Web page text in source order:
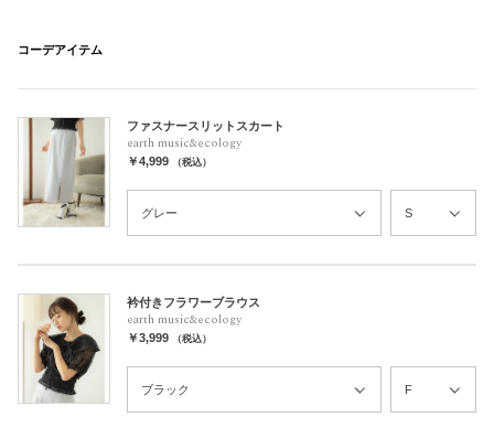
コーデアイテム
ファスナースリットスカート
earth music&ecology
￥4,999 （税込）
衿付きフラワーブラウス
earth music&ecology
￥3,999 （税込）